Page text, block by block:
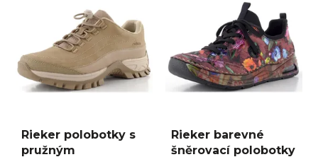
Rieker polobotky s
pružným
Rieker barevné
šněrovací polobotky